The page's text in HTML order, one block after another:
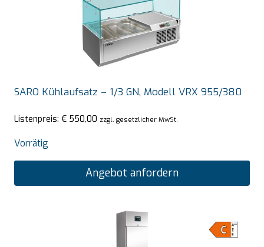
SARO Kühlaufsatz – 1/3 GN, Modell VRX 955/380
Listenpreis: € 550,00 zzgl. gesetzlicher MwSt.
Vorrätig
Angebot anfordern